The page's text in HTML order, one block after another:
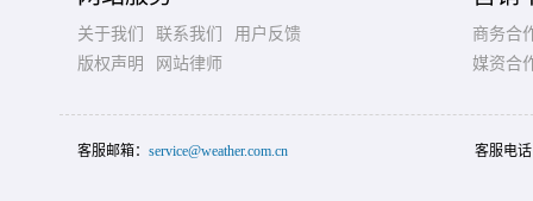
关于我们 联系我们
用户反馈
版权声明
网站律师
商务合
媒资合
客服邮箱： service@weather.com.cn 客服电